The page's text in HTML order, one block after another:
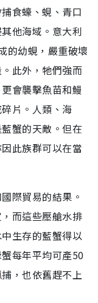
食蠔、蜆、青口
他海域。意大利
的幼蜆，嚴重破壞
此外，牠們強而
會襲擊魚苗和鰻
片。人類、海
蟹的天敵。但在
此族群可以在當
際貿易的結果。
而這些壓艙水排
生存的藍蟹得以
每年平均可產50
，也依舊趕不上